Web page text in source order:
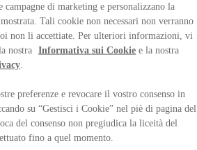
campagne di marketing e personalizzano la
Tali cookie non necessari non verranno
non li accettiate. Per ulteriori informazioni, vi
nostra
Informativa sui Cookie e la nostra
preferenze e revocare il vostro consenso in
su “Gestisci i Cookie” nel piè di pagina del
del consenso non pregiudica la liceità del
fino a quel momento.